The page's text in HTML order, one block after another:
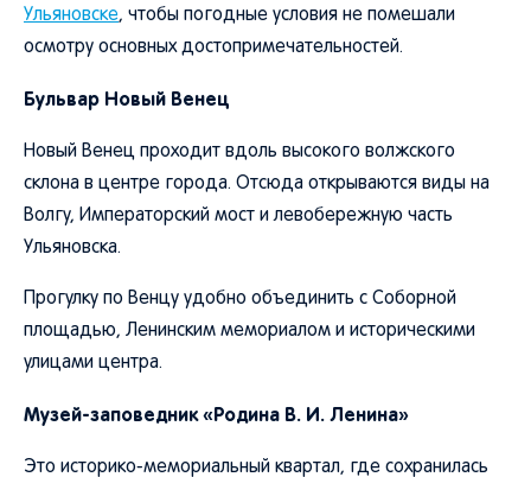
Ульяновске, чтобы погодные условия не помешали
осмотру основных достопримечательностей.
Бульвар Новый Венец
Новый Венец проходит вдоль высокого волжского
склона в центре города. Отсюда открываются виды на
Волгу, Императорский мост и левобережную часть
Ульяновска.
Прогулку по Венцу удобно объединить с Соборной
площадью, Ленинским мемориалом и историческими
улицами центра.
Музей-заповедник «Родина В. И. Ленина»
Это историко-мемориальный квартал, где сохранилась